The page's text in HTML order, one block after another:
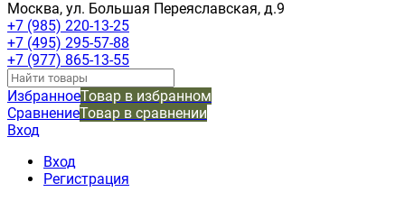
Москва, ул. Большая Переяславская, д.9
+7 (985) 220-13-25
+7 (495) 295-57-88
+7 (977) 865-13-55
ИзбранноеТовар в избранном
СравнениеТовар в сравнении
Вход
Вход
Регистрация